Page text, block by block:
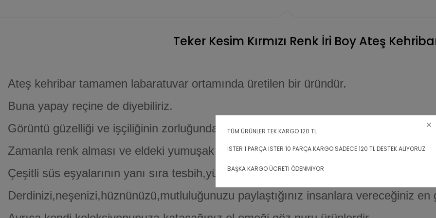
Teker Kesim Kırmızı Renk İri Boy Ateş
Ateş kehribar tamamen labaratuvar ortamında üretilen bir üründür.
Buna yapay reçine de diyebiliriz.
Görüntü güzelliği ve işçiliğinin zorluğundan dolayı insanları cezbeden bir özelliği
Zamanla renk alması ve eldeki yumuşak ve rahat çekim hissi veren bir malzemedir.
Çeşitli süs eşyalarının yanı sıra tesbih,yüzük,ve ağızlık yapımında da kullanılır.
Derdinizi,neşenizi,hüznünüzü,mutluluğunuzu paylaştığınız insanlara vereceğiniz en
TÜM ÜRÜNLER TEK KARGO 120 TL
İSTER 1 PARÇA İSTER 10 PARÇA KARGO SADECE 120 TL DESTEK ALIYORUZ
BAŞKA KARGO ÜCRETİ ÖDENMİYOR